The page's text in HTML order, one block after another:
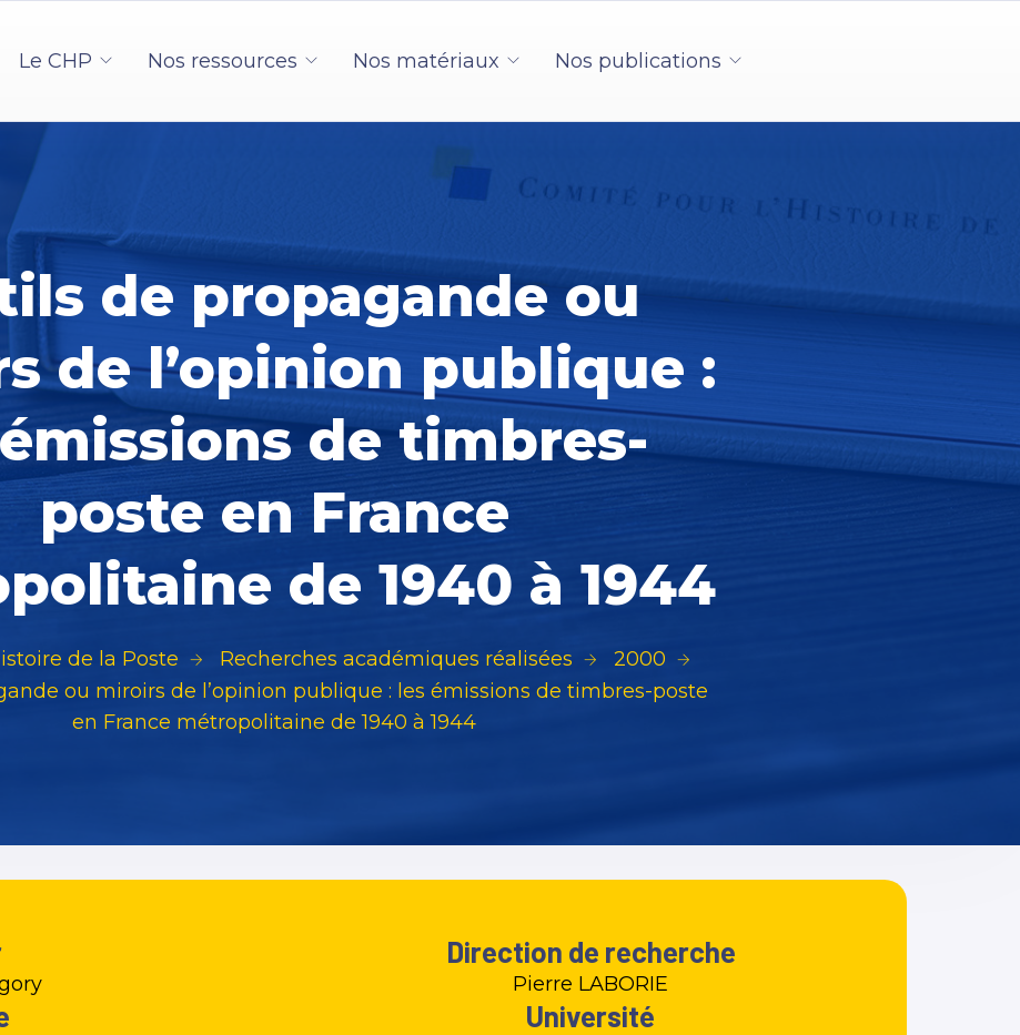
Le CHP Nos ressources Nos matériaux Nos publications
de propagande ou
de l’opinion publique :
de timbres-
poste en France
de 1940 à 1944
de la Poste Recherches académiques réalisées
2000
ou miroirs de l’opinion publique : les émissions de timbres-poste
en France métropolitaine de 1940 à 1944
Direction de recherche
Pierre LABORIE
Université